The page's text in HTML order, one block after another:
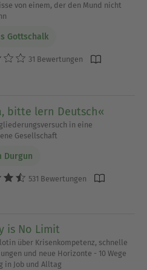
von einem, der den Mund nicht
Gottschalk
31 Bewertungen
bitte lern Deutsch«
in eine
Gesellschaft
Durgun
531 Bewertungen
is No Limit
über Krisenkompetenz, schnelle
und neue Horizonte - 10 Wege
in Job und Alltag